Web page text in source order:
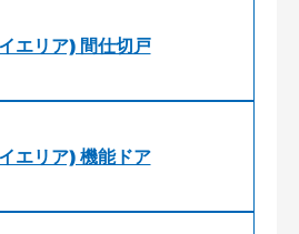
エリア) 間仕切戸
エリア) 機能ドア